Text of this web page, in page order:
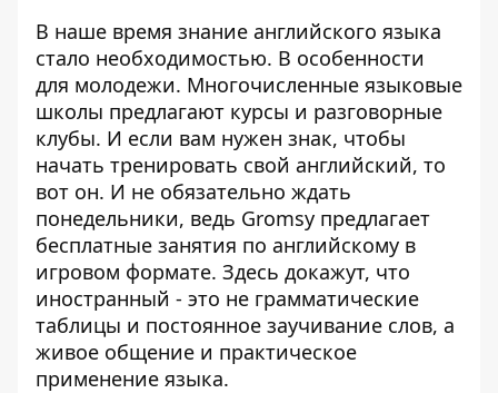
В наше время знание английского языка
стало необходимостью. В особенности
для молодежи. Многочисленные языковые
школы предлагают курсы и разговорные
клубы. И если вам нужен знак, чтобы
начать тренировать свой английский, то
вот он. И не обязательно ждать
понедельники, ведь Gromsy предлагает
бесплатные занятия по английскому в
игровом формате. Здесь докажут, что
иностранный - это не грамматические
таблицы и постоянное заучивание слов, а
живое общение и практическое
применение языка.